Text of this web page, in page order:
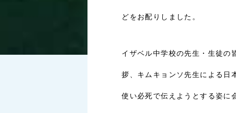
どをお配りしました。
イザベル中学校の先生・生徒の
拶、キムキョンソ先生による日
使い必死で伝えようとする姿に